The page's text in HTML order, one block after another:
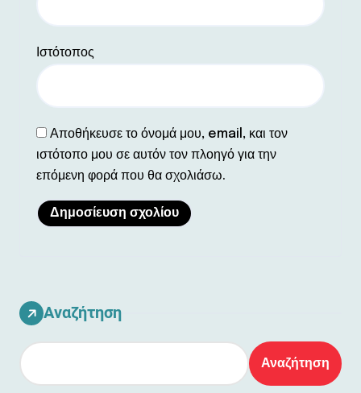
Ιστότοπος
Αποθήκευσε το όνομά μου, email, και τον
ιστότοπο μου σε αυτόν τον πλοηγό για την
επόμενη φορά που θα σχολιάσω.
Αναζήτηση
Αναζήτηση